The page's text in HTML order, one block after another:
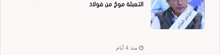
التعبئة موجٌ من فولاذ
منذ 4 أيام